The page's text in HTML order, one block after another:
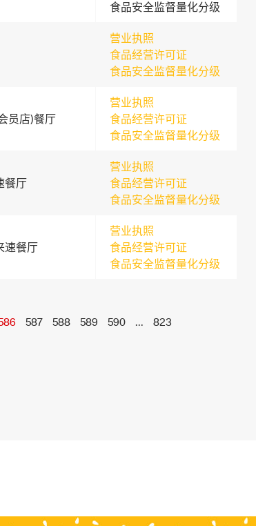
食品安全监督量化分级
营业执照
食品经营许可证
食品安全监督量化分级
员店)餐厅
营业执照
食品经营许可证
食品安全监督量化分级
餐厅
营业执照
食品经营许可证
食品安全监督量化分级
速餐厅
营业执照
食品经营许可证
食品安全监督量化分级
587 588 589 590 ... 823